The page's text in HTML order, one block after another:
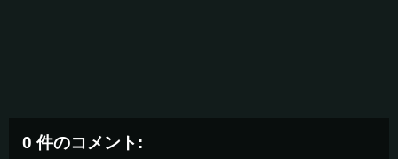
0 件のコメント: